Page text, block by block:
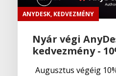
ANYDESK, KEDVEZMÉNY
Nyár végi
kedvezmény -
Augusztus végéig